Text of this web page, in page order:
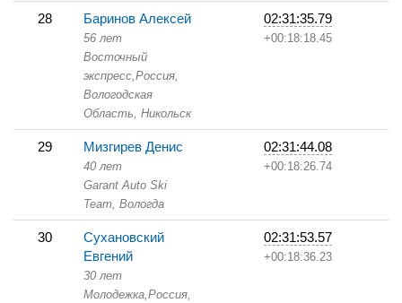
28 Баринов Алексей
56 лет
Восточный
экспресс,Россия,
Вологодская
Область, Никольск
02:31:35.79
+00:18:18.45
29 Мизгирев Денис
40 лет
Garant Auto Ski
Team, Вологда
02:31:44.08
+00:18:26.74
30
Сухановский
Евгений
30 лет
Молодежка,Россия,
02:31:53.57
+00:18:36.23